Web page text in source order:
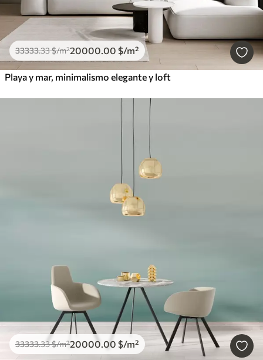
33333.33$/m²20000.00 $/m²
Playa y mar, minimalismo elegante y loft
33333.33$/m²20000.00 $/m²